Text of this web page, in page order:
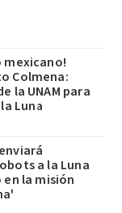
mexicano!
Colmena:
la UNAM para
Luna
a la Luna
en la misión